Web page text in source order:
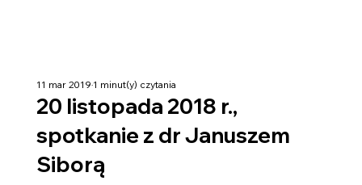
20 listopada 2018 r.,
spotkanie z dr Januszem
Siborą
11 mar 20191 minut(y) czytania